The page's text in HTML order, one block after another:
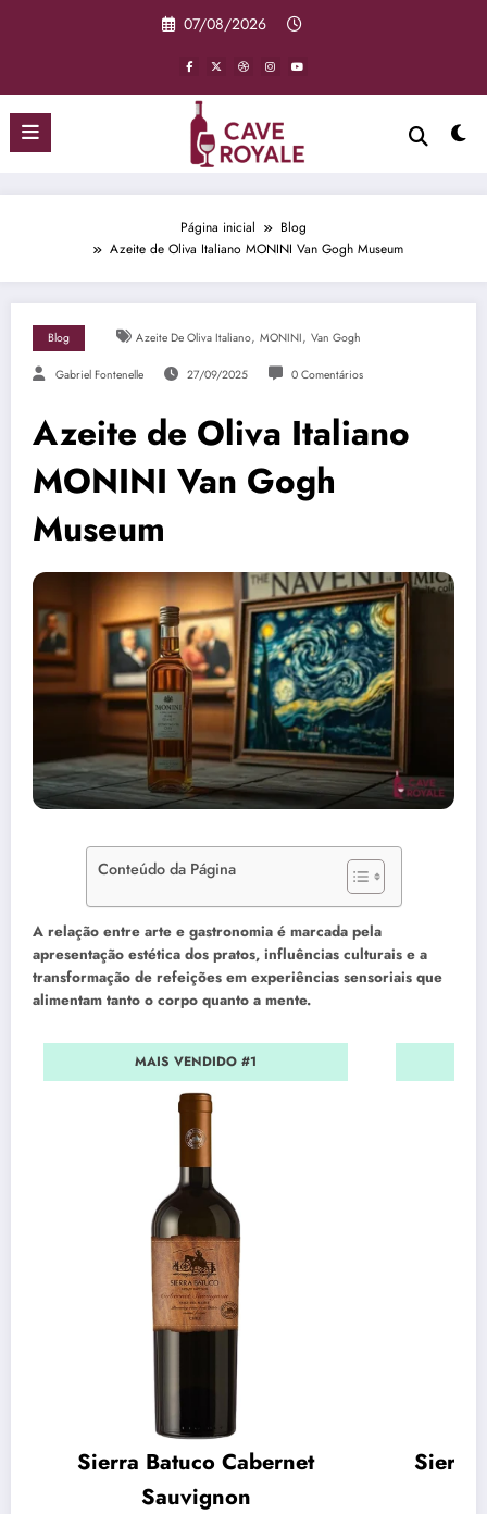
07/08/2026
Página inicial
Blog
Azeite de Oliva Italiano MONINI Van Gogh Museum
Blog Azeite De Oliva Italiano, MONINI, Van Gogh
Gabriel Fontenelle 27/09/2025 0 Comentários
Azeite de Oliva Italiano
MONINI Van Gogh
Museum
Conteúdo da Página
A relação entre arte e gastronomia é marcada pela
apresentação estética dos pratos, influências culturais e a
transformação de refeições em experiências sensoriais que
alimentam tanto o corpo quanto a mente.
MAIS VENDIDO #1
Sierra Batuco Cabernet
Sauvignon
Sierra